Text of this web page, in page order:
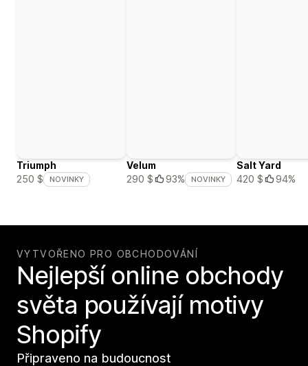
Triumph
250 $
NOVINKY
Velum
290 $
93% NOVINKY
Salt Yard
420 $
94%
VYTVOŘENO PRO OBCHODOVÁNÍ
Nejlepší online obchody
světa používají motivy
Shopify
Připraveno na budoucnost